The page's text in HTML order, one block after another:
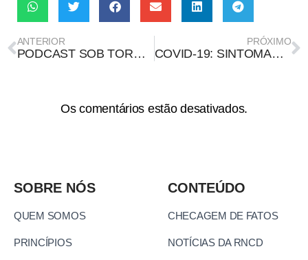
ANTERIOR
PODCAST SOB TORÇÃO: PENSE, AFINAL VOCÊ É LIVRE PARA ISSO
PRÓXIMO
COVID-19: SINTOMAS GASTROINTESTINAIS EM CRIANÇAS
Os comentários estão desativados.
SOBRE NÓS
QUEM SOMOS
PRINCÍPIOS
CONTEÚDO
CHECAGEM DE FATOS
NOTÍCIAS DA RNCD